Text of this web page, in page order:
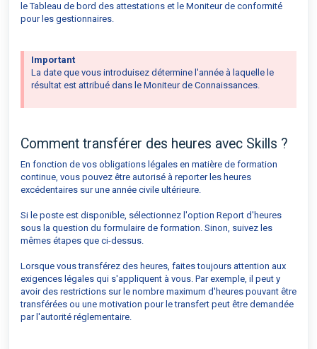
le Tableau de bord des attestations et le Moniteur de conformité
pour les gestionnaires.
Important
La date que vous introduisez détermine l'année à laquelle le
résultat est attribué dans le Moniteur de Connaissances.
Comment transférer des heures avec Skills ?
En fonction de vos obligations légales en matière de formation
continue, vous pouvez être autorisé à reporter les heures
excédentaires sur une année civile ultérieure.
Si le poste est disponible, sélectionnez l'option Report d'heures
sous la question du formulaire de formation. Sinon, suivez les
mêmes étapes que ci-dessus.
Lorsque vous transférez des heures, faites toujours attention aux
exigences légales qui s'appliquent à vous. Par exemple, il peut y
avoir des restrictions sur le nombre maximum d'heures pouvant être
transférées ou une motivation pour le transfert peut être demandée
par l'autorité réglementaire.